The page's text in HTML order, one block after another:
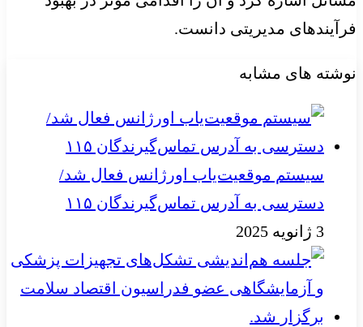
فرآیندهای مدیریتی دانست.
نوشته های مشابه
سیستم موقعیت‌یاب اورژانس فعال شد/
دسترسی به آدرس تماس‌گیرندگان ۱۱۵
3 ژانویه 2025